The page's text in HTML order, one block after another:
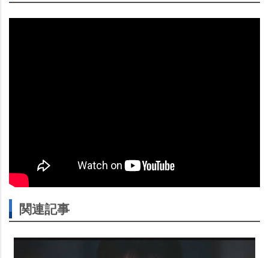
関連記事